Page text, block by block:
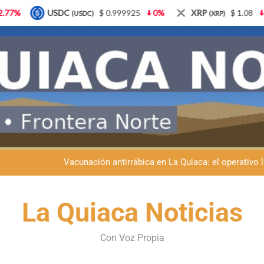
Semana del Abuelo en La Quiaca: música, baile y un encuentro
Fiestas patronales en La Quiaca: la Banda Municipal
Vacunación antirrábica en La Quiaca: el operativo
Retirados de Gendarmería en La Quiaca: realizarán una
Fiestas patronales en La Quiaca: la Banda Municipal
Vacunación antirrábica en La Quiaca: el operativo
La Quiaca Noticias
Con Voz Propia
0.999925 0% XRP (XRP) $ 1.08 3.87% Solana (SOL)